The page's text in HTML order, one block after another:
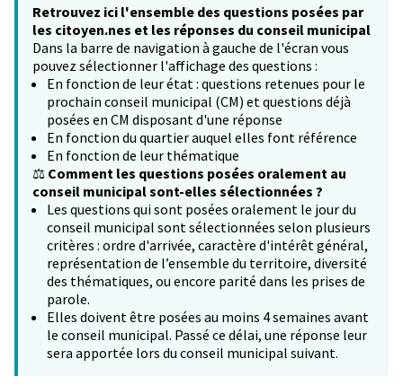
Retrouvez ici l'ensemble des questions posées par
les citoyen.nes et les réponses du conseil municipal
Dans la barre de navigation à gauche de l'écran vous
pouvez sélectionner l'affichage des questions :
En fonction de leur état : questions retenues pour le
prochain conseil municipal (CM) et questions déjà
posées en CM disposant d'une réponse
En fonction du quartier auquel elles font référence
En fonction de leur thématique
⚖️ Comment les questions posées oralement au
conseil municipal sont-elles sélectionnées ?
Les questions qui sont posées oralement le jour du
conseil municipal sont sélectionnées selon plusieurs
critères : ordre d'arrivée, caractère d'intérêt général,
représentation de l’ensemble du territoire, diversité
des thématiques, ou encore parité dans les prises de
parole.
Elles doivent être posées au moins 4 semaines avant
le conseil municipal. Passé ce délai, une réponse leur
sera apportée lors du conseil municipal suivant.